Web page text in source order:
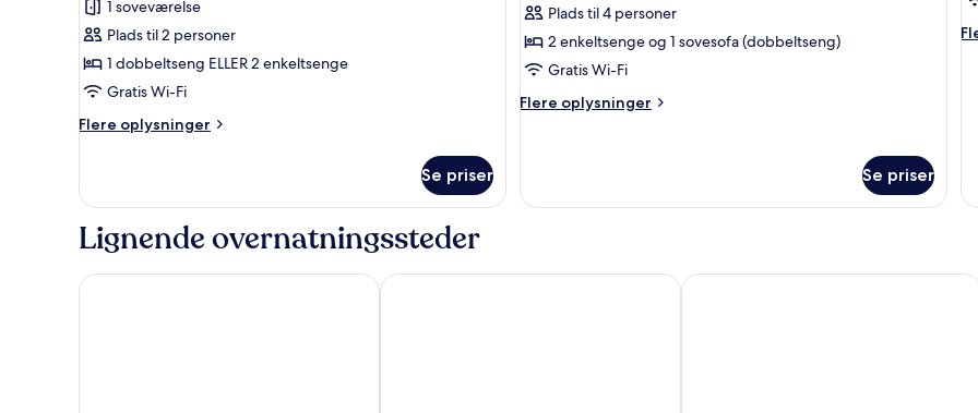
dobbeltseng
eller
2
enkeltsenge
1 soveværelse
Plads til 2 personer
1 dobbeltseng ELLER 2 enkeltsenge
Gratis Wi-Fi
Flere oplysninger
Flere
med
eller
enkeltsenge
Se priser
Plads til 4 personer
2 enkeltsenge og 1 sovesofa (dobbeltseng)
Gratis Wi-Fi
Flere oplysninger
Flere
Se priser
1
Lignende overnatningssteder
Four Points Flex by Sheraton Hillerød Best Western Hotel Hillerod Lynge Kro & Hotel